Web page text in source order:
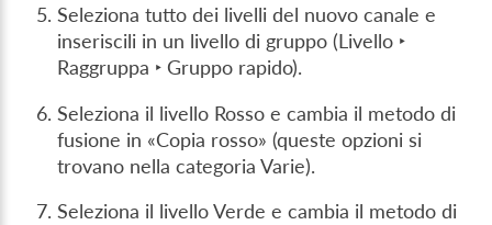
Seleziona tutto dei livelli del nuovo canale e
inseriscili in un livello di gruppo (Livello ‣
Raggruppa ‣ Gruppo rapido).
Seleziona il livello Rosso e cambia il metodo di
fusione in «Copia rosso» (queste opzioni si
trovano nella categoria Varie).
Seleziona il livello Verde e cambia il metodo di